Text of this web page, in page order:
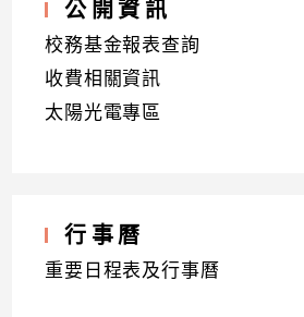
公開資訊
校務基金報表查詢
收費相關資訊
太陽光電專區
行事曆
重要日程表及行事曆